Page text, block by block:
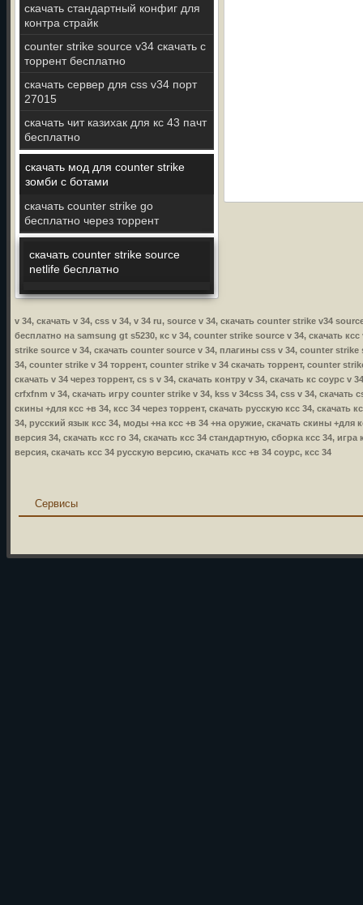
скачать стандартный конфиг для
контра страйк
counter strike source v34 скачать с
торрент бесплатно
скачать сервер для css v34 порт
27015
скачать чит казихак для кс 43 пачт
бесплатно
скачать мод для counter strike
зомби с ботами
скачать counter strike go
бесплатно через торрент
скачать counter strike source
netlife бесплатно
v 34, скачать v 34, css v 34, v 34 ru, source v 34, скачать counter strike v34
бесплатно на samsung gt s5230, кс v 34, counter strike source v 34, скачать
strike source v 34, скачать counter source v 34, плагины css v 34, counter strike
34, counter strike v 34 торрент, counter strike v 34 скачать торрент, counter
скачать v 34 через торрент, cs s v 34, скачать контру v 34, скачать кс соурс
crfxfnm v 34, скачать игру counter strike v 34, kss v 34css 34, css v 34, скачать
скины +для ксс +в 34, ксс 34 через торрент, скачать русскую ксс 34, скачать
34, русский язык ксс 34, моды +на ксс +в 34 +на оружие, скачать скины +для
версия 34, скачать ксс го 34, скачать ксс 34 стандартную, сборка ксс 34,
версия, скачать ксс 34 русскую версию, скачать ксс +в 34 соурс, ксс 34
Сервисы